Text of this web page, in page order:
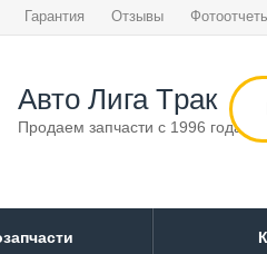
Гарантия Отзывы
Авто Лига Tрак
Продаем запчасти с 1996 года